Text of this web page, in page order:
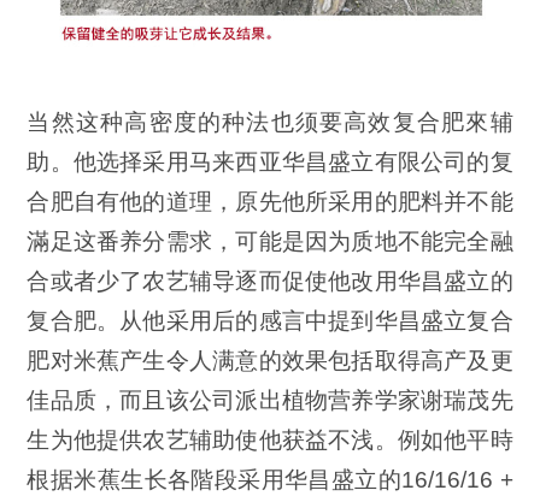
当然这种高密度的种法也须要高效复合肥來辅
助。他选择采用马来西亚华昌盛立有限公司的复
合肥自有他的道理，原先他所采用的肥料并不能
滿足这番养分需求，可能是因为质地不能完全融
合或者少了农艺辅导逐而促使他改用华昌盛立的
复合肥。从他采用后的感言中提到华昌盛立复合
肥对米蕉产生令人满意的效果包括取得高产及更
佳品质，而且该公司派出植物营养学家谢瑞茂先
生为他提供农艺辅助使他获益不浅。例如他平時
根据米蕉生长各階段采用华昌盛立的16/16/16 +